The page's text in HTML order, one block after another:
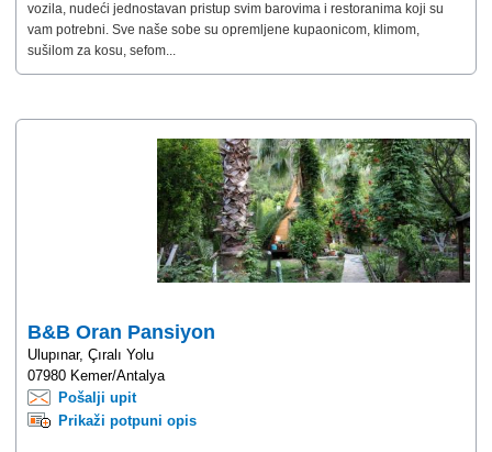
vozila, nudeći jednostavan pristup svim barovima i restoranima koji su
vam potrebni. Sve naše sobe su opremljene kupaonicom, klimom,
sušilom za kosu, sefom...
B&B Oran Pansiyon
Ulupınar, Çıralı Yolu
07980 Kemer/Antalya
Pošalji upit
Prikaži potpuni opis